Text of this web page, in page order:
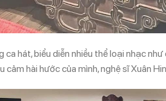
ca hát, biểu diễn nhiều thể loại nhạc
cảm hài hước của mình, nghệ sĩ Xuân